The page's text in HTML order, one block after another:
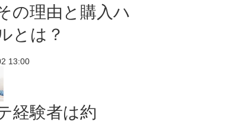
の理由と購入ハ
とは？
13:00
経験者は約